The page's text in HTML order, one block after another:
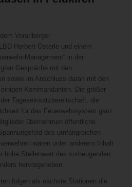
Vorarlberger
Herbert Österle und einem
Management“ in der
Gespräche mit den
sowie im Anschluss daran mit den
Kommandanten. Die größer
Tageseinsatzbereitschaft, die
für das Feuerwehrsystem ganz
übernehmen öffentliche
des umfangreichen
waren unter anderem Inhalt
hohe Stellenwert des vorbeugenden
hervorgehoben.
folgen als nächste Stationen die